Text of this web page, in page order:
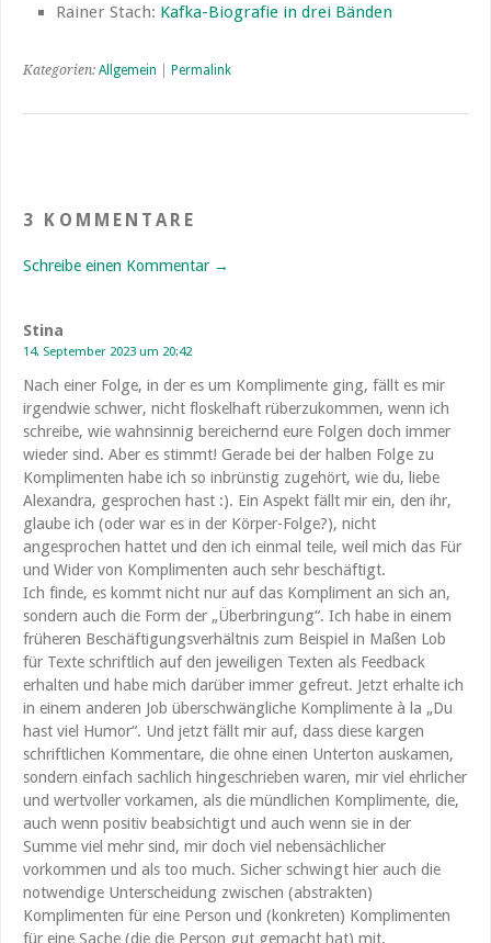
Rainer Stach: Kafka-Biografie in drei Bänden
Kategorien: Allgemein Permalink
3 KOMMENTARE
Schreibe einen Kommentar →
Stina
14. September 2023 um 20:42
Nach einer Folge, in der es um Komplimente ging, fällt es mir
irgendwie schwer, nicht floskelhaft rüberzukommen, wenn ich
schreibe, wie wahnsinnig bereichernd eure Folgen doch immer
wieder sind. Aber es stimmt! Gerade bei der halben Folge zu
Komplimenten habe ich so inbrünstig zugehört, wie du, liebe
Alexandra, gesprochen hast :). Ein Aspekt fällt mir ein, den ihr,
glaube ich (oder war es in der Körper-Folge?), nicht
angesprochen hattet und den ich einmal teile, weil mich das Für
und Wider von Komplimenten auch sehr beschäftigt.
Ich finde, es kommt nicht nur auf das Kompliment an sich an,
sondern auch die Form der „Überbringung“. Ich habe in einem
früheren Beschäftigungsverhältnis zum Beispiel in Maßen Lob
für Texte schriftlich auf den jeweiligen Texten als Feedback
erhalten und habe mich darüber immer gefreut. Jetzt erhalte ich
in einem anderen Job überschwängliche Komplimente à la „Du
hast viel Humor“. Und jetzt fällt mir auf, dass diese kargen
schriftlichen Kommentare, die ohne einen Unterton auskamen,
sondern einfach sachlich hingeschrieben waren, mir viel ehrlicher
und wertvoller vorkamen, als die mündlichen Komplimente, die,
auch wenn positiv beabsichtigt und auch wenn sie in der
Summe viel mehr sind, mir doch viel nebensächlicher
vorkommen und als too much. Sicher schwingt hier auch die
notwendige Unterscheidung zwischen (abstrakten)
Komplimenten für eine Person und (konkreten) Komplimenten
für eine Sache (die die Person gut gemacht hat) mit.